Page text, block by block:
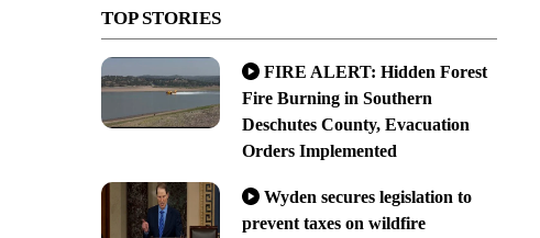
TOP STORIES
FIRE ALERT: Hidden Forest
Fire Burning in Southern
Deschutes County, Evacuation
Orders Implemented
Wyden secures legislation to
prevent taxes on wildfire